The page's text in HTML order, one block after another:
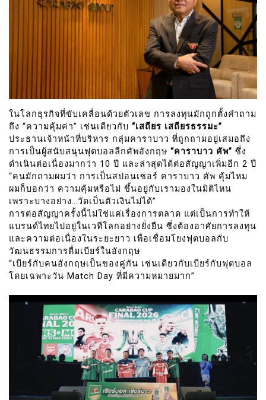
ในโลกธุรกิจที่ขับเคลื่อนด้วยตัวเลข การลงทุนมักถูกตั้งคำถาม
ถึง “ความคุ้มค่า” เช่นเดียวกับ “เสถียร เสถียรธรรมะ”
ประธานเจ้าหน้าที่บริหาร กลุ่มคาราบาว ที่ถูกถามอยู่เสมอถึง
การเป็นผู้สนับสนุนฟุตบอลลีกคัพอังกฤษ “คาราบาว คัพ” ซึ่ง
ดำเนินต่อเนื่องมากว่า 10 ปี และล่าสุดได้ต่อสัญญาเพิ่มอีก 2 ปี
“คนมักถามผมว่า การเป็นสปอนเซอร์ คาราบาว คัพ คุ้มไหม
ผมก็บอกว่า ความคุ้มหรือไม่ ขึ้นอยู่กับเรามองในมิติไหน
เพราะบางอย่าง…วัดเป็นตัวเงินไม่ได้”
การต่อสัญญาครั้งนี้ไม่ใช่แค่เรื่องการตลาด แต่เป็นการทำให้
แบรนด์ไทยไปอยู่ในเวทีโลกอย่างยั่งยืน ซึ่งต้องอาศัยการลงทุน
และความต่อเนื่องในระยะยาว เพื่อเชื่อมโยงฟุตบอลกับ
วัฒนธรรมการดื่มเบียร์ในอังกฤษ
“เบียร์กับคนอังกฤษเป็นของคู่กัน เช่นเดียวกับเบียร์กับฟุตบอล
โดยเฉพาะวัน Match Day ที่มีความหมายมาก”